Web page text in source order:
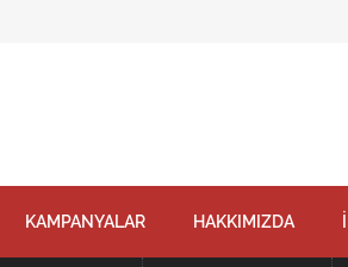
KAMPANYALAR HAKKIMIZDA